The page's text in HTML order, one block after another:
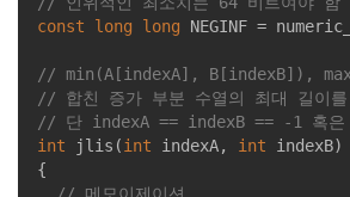
const
long long NEGINF =
// min(A[indexA], B[indexB]),
// 합친 증가 부분 수열의 최대 길이를
// 단 indexA == indexB == -1 혹
int
jlis (int indexA, int indexB)
{